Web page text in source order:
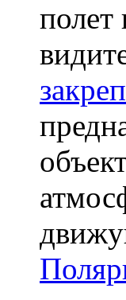
полет